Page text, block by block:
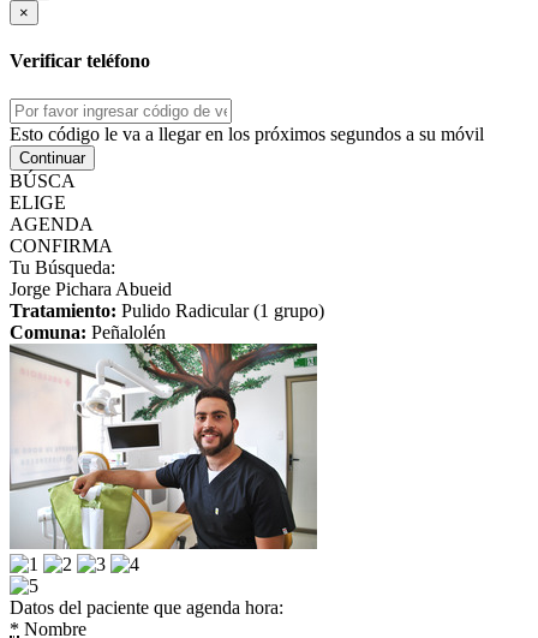
×
Verificar teléfono
Esto código le va a llegar en los próximos segundos a su móvil
Continuar
BÚSCA
ELIGE
AGENDA
CONFIRMA
Tu Búsqueda:
Jorge Pichara Abueid
Tratamiento: Pulido Radicular (1 grupo)
Comuna: Peñalolén
Datos del paciente que agenda hora:
* Nombre